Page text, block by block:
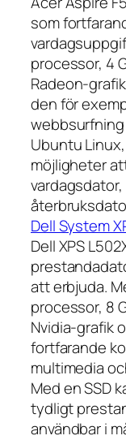
som
processor, 4
Radeon-
den för
Ubuntu
möjligheter
Dell System
Dell XPS
att erbjuda.
processor, 8
Nvidia-grafik
fortfarande
multimedia
Med en SSD
tydligt
användbar i